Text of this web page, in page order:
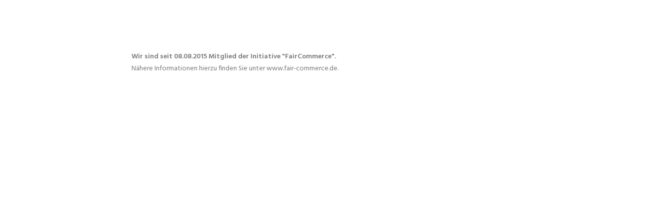
Wir sind seit 08.08.2015Mitglied der Initiative "FairCommerce".
Nähere Informationen hierzu finden Sie unter www.fair-commerce.de.